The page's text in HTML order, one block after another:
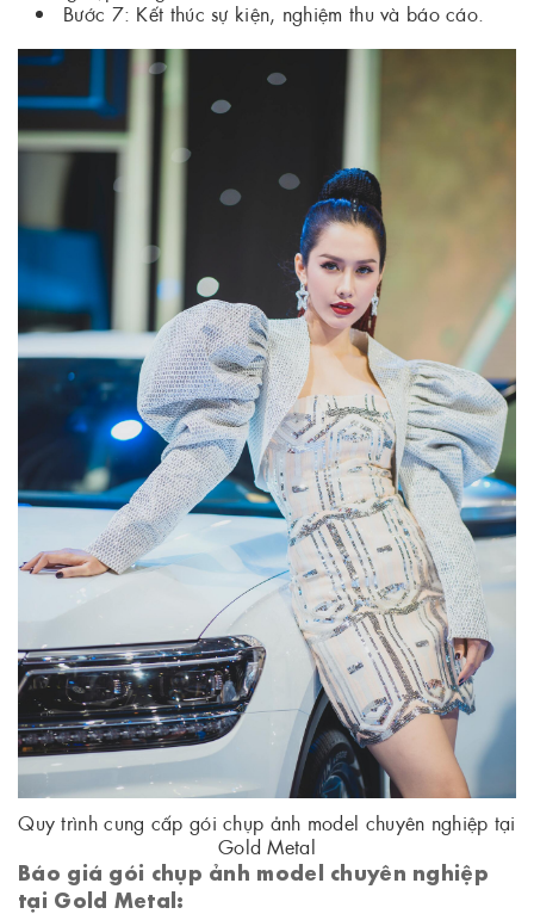
Bước 7: Kết thúc sự kiện, nghiệm thu và báo cáo.
Quy trình cung cấp gói chụp ảnh model chuyên nghiệp tại
Gold Metal
Báo giá gói chụp ảnh model chuyên nghiệp
tại Gold Metal: